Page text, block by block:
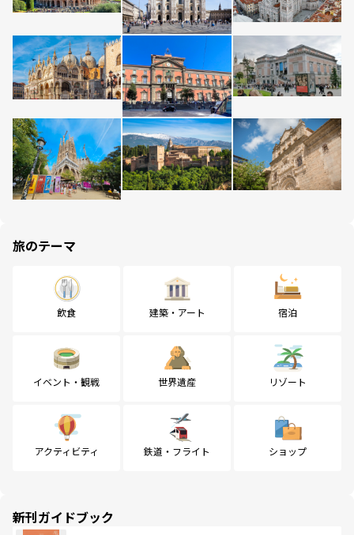
旅のテーマ
飲食 建築・アート 宿泊
イベント・観戦 世界遺産 リゾート
アクティビティ 鉄道・フライト ショップ
新刊ガイドブック